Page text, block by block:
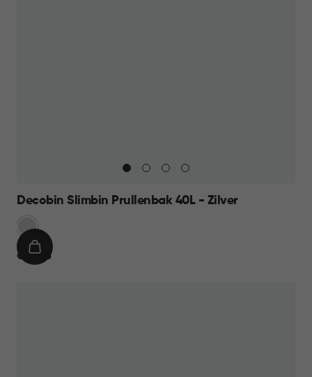
Decobin Slimbin Prullenbak 40L - Zilver
€
€ 49,95
IN